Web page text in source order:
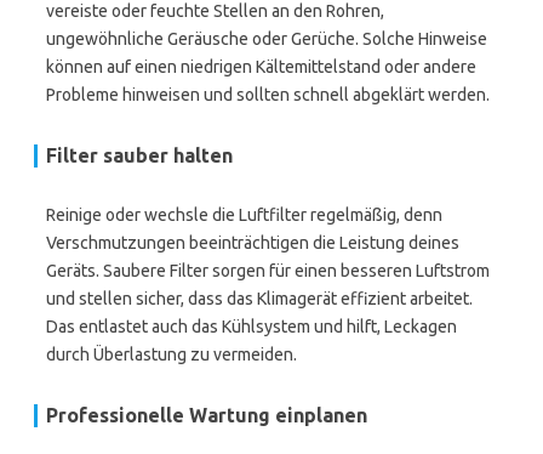
vereiste oder feuchte Stellen an den Rohren,
ungewöhnliche Geräusche oder Gerüche. Solche Hinweise
können auf einen niedrigen Kältemittelstand oder andere
Probleme hinweisen und sollten schnell abgeklärt werden.
Filter sauber halten
Reinige oder wechsle die Luftfilter regelmäßig, denn
Verschmutzungen beeinträchtigen die Leistung deines
Geräts. Saubere Filter sorgen für einen besseren Luftstrom
und stellen sicher, dass das Klimagerät effizient arbeitet.
Das entlastet auch das Kühlsystem und hilft, Leckagen
durch Überlastung zu vermeiden.
Professionelle Wartung einplanen